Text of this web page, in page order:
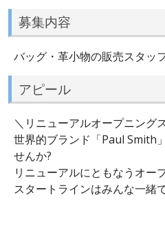
募集内容
バッグ・革小物の販売スタッ
アピール
＼リニューアルオープニング
世界的ブランド「Paul Smith
せんか?
リニューアルにともなうオー
スタートラインはみんな一緒